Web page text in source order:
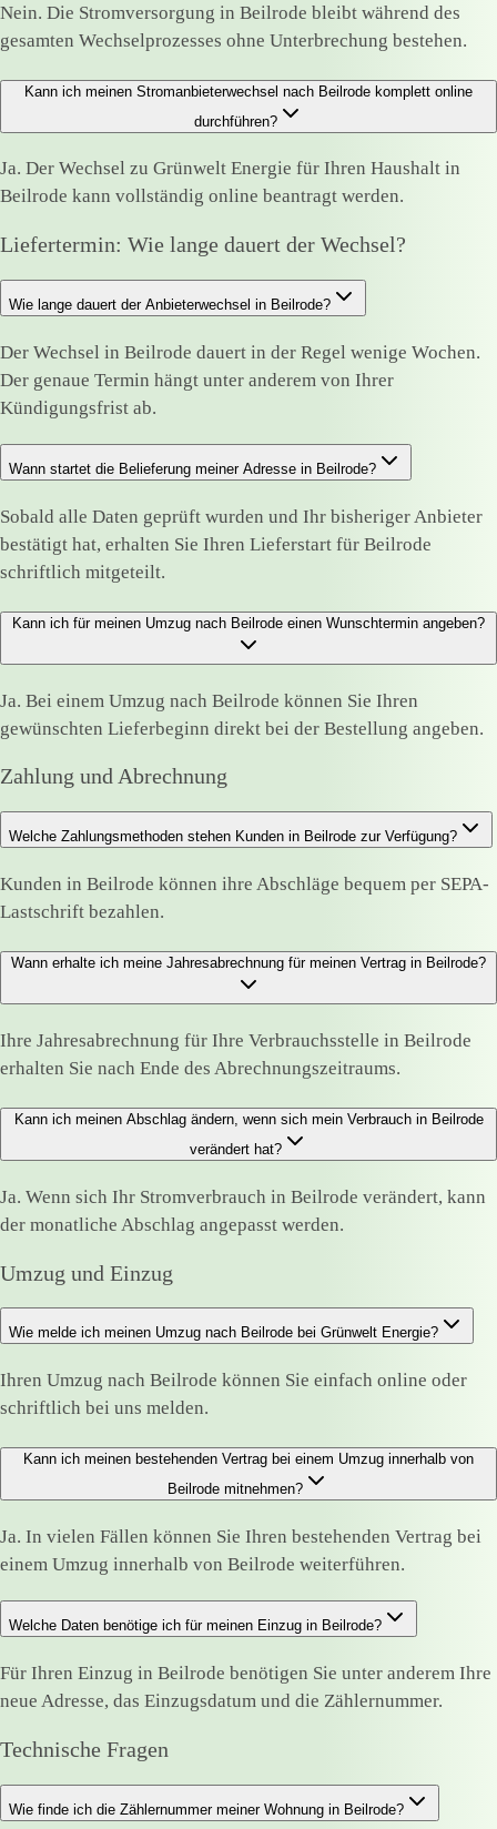
Nein. Die Stromversorgung in Beilrode bleibt während des
gesamten Wechselprozesses ohne Unterbrechung bestehen.
Kann ich meinen Stromanbieterwechsel nach Beilrode komplett online
durchführen?
Ja. Der Wechsel zu Grünwelt Energie für Ihren Haushalt in
Beilrode kann vollständig online beantragt werden.
Liefertermin: Wie lange dauert der Wechsel?
Wie lange dauert der Anbieterwechsel in Beilrode?
Der Wechsel in Beilrode dauert in der Regel wenige Wochen.
Der genaue Termin hängt unter anderem von Ihrer
Kündigungsfrist ab.
Wann startet die Belieferung meiner Adresse in Beilrode?
Sobald alle Daten geprüft wurden und Ihr bisheriger Anbieter
bestätigt hat, erhalten Sie Ihren Lieferstart für Beilrode
schriftlich mitgeteilt.
Kann ich für meinen Umzug nach Beilrode einen Wunschtermin angeben?
Ja. Bei einem Umzug nach Beilrode können Sie Ihren
gewünschten Lieferbeginn direkt bei der Bestellung angeben.
Zahlung und Abrechnung
Welche Zahlungsmethoden stehen Kunden in Beilrode zur Verfügung?
Kunden in Beilrode können ihre Abschläge bequem per SEPA-
Lastschrift bezahlen.
Wann erhalte ich meine Jahresabrechnung für meinen Vertrag in Beilrode?
Ihre Jahresabrechnung für Ihre Verbrauchsstelle in Beilrode
erhalten Sie nach Ende des Abrechnungszeitraums.
Kann ich meinen Abschlag ändern, wenn sich mein Verbrauch in Beilrode
verändert hat?
Ja. Wenn sich Ihr Stromverbrauch in Beilrode verändert, kann
der monatliche Abschlag angepasst werden.
Umzug und Einzug
Wie melde ich meinen Umzug nach Beilrode bei Grünwelt Energie?
Ihren Umzug nach Beilrode können Sie einfach online oder
schriftlich bei uns melden.
Kann ich meinen bestehenden Vertrag bei einem Umzug innerhalb von
Beilrode mitnehmen?
Ja. In vielen Fällen können Sie Ihren bestehenden Vertrag bei
einem Umzug innerhalb von Beilrode weiterführen.
Welche Daten benötige ich für meinen Einzug in Beilrode?
Für Ihren Einzug in Beilrode benötigen Sie unter anderem Ihre
neue Adresse, das Einzugsdatum und die Zählernummer.
Technische Fragen
Wie finde ich die Zählernummer meiner Wohnung in Beilrode?